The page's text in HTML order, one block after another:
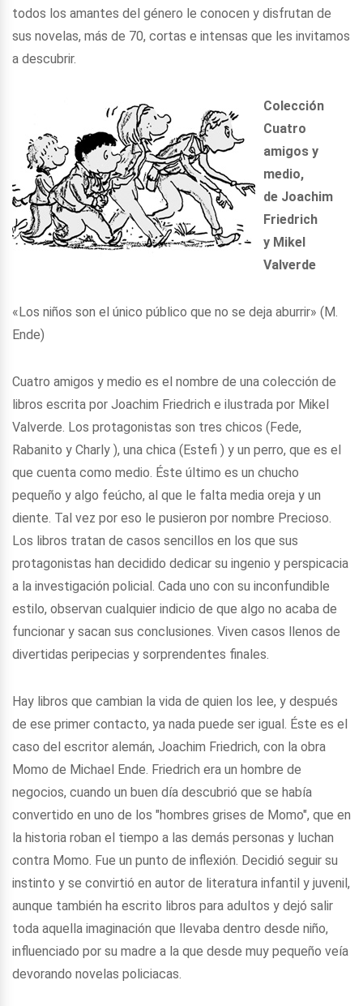
todos los amantes del género le conocen y disfrutan de
sus novelas, más de 70, cortas e intensas que les invitamos
a descubrir.
Colección
Cuatro
amigos y
medio,
de Joachim
Friedrich
y Mikel
Valverde
«Los niños son el único público que no se deja aburrir» (M.
Ende)
Cuatro amigos y medio es el nombre de una colección de
libros escrita por Joachim Friedrich e ilustrada por Mikel
Valverde. Los protagonistas son tres chicos (Fede,
Rabanito y Charly ), una chica (Estefi ) y un perro, que es el
que cuenta como medio. Éste último es un chucho
pequeño y algo feúcho, al que le falta media oreja y un
diente. Tal vez por eso le pusieron por nombre Precioso.
Los libros tratan de casos sencillos en los que sus
protagonistas han decidido dedicar su ingenio y perspicacia
a la investigación policial. Cada uno con su inconfundible
estilo, observan cualquier indicio de que algo no acaba de
funcionar y sacan sus conclusiones. Viven casos llenos de
divertidas peripecias y sorprendentes finales.
Hay libros que cambian la vida de quien los lee, y después
de ese primer contacto, ya nada puede ser igual. Éste es el
caso del escritor alemán, Joachim Friedrich, con la obra
Momo de Michael Ende. Friedrich era un hombre de
negocios, cuando un buen día descubrió que se había
convertido en uno de los "hombres grises de Momo", que en
la historia roban el tiempo a las demás personas y luchan
contra Momo. Fue un punto de inflexión. Decidió seguir su
instinto y se convirtió en autor de literatura infantil y juvenil,
aunque también ha escrito libros para adultos y dejó salir
toda aquella imaginación que llevaba dentro desde niño,
influenciado por su madre a la que desde muy pequeño veía
devorando novelas policiacas.